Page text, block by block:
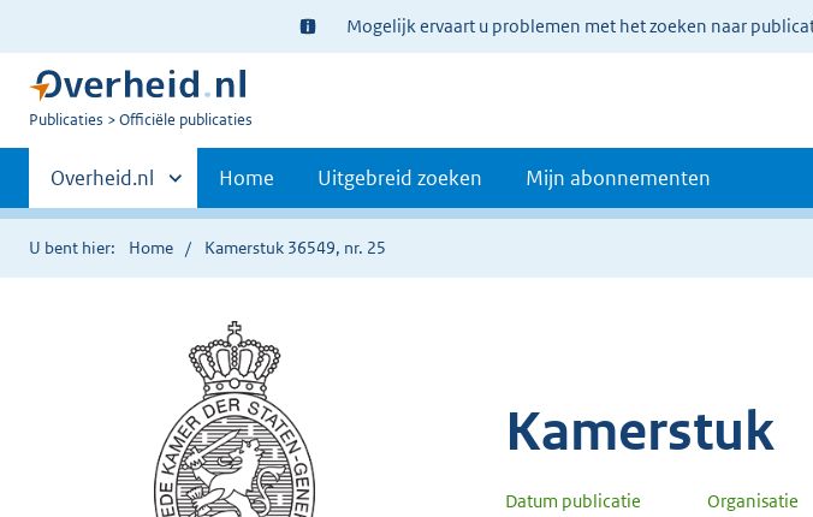
Ter
informatie:
Mogelijk ervaart u problemen met het zoeken naar
U
Publicaties Officiële publicaties
Primaire
navigatie
Andere
sites
binnen
Overheid.nl Home Uitgebreid zoeken Mijn abonnementen
U bent hier: Home Kamerstuk 36549, nr. 25
Kamerstuk
Datum publicatie Organisatie